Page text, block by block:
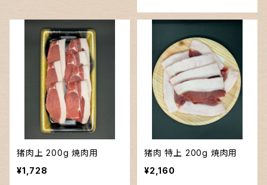
猪肉上 200g 焼肉用
¥1,728
猪肉 特上 200g 焼肉用
¥2,160